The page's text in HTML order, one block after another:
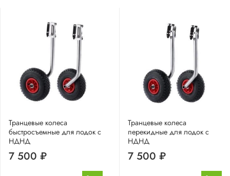
Транцевые колеса
быстросъемные для лодок с
НДНД
7 500 ₽
Транцевые колеса
перекидные для лодок с
НДНД
7 500 ₽